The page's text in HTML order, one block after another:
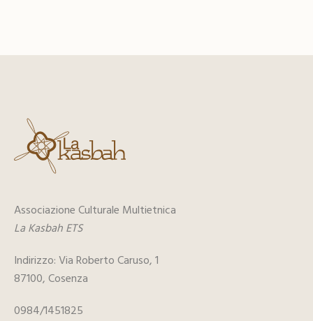
Associazione Culturale Multietnica
La Kasbah ETS
Indirizzo: Via Roberto Caruso, 1
87100, Cosenza
0984/1451825